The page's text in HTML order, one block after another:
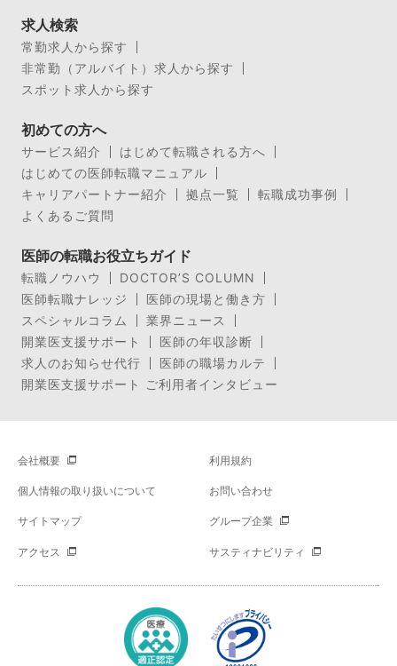
求人検索
常勤求人から探す
非常勤（アルバイト）求人から探す
スポット求人から探す
初めての方へ
サービス紹介
はじめて転職される方へ
はじめての医師転職マニュアル
キャリアパートナー紹介
拠点一覧
転職成功事例
よくあるご質問
医師の転職お役立ちガイド
転職ノウハウ
DOCTOR’S COLUMN
医師転職ナレッジ
医師の現場と働き方
スペシャルコラム
業界ニュース
開業医支援サポート
医師の年収診断
求人のお知らせ代行
医師の職場カルテ
開業医支援サポート ご利用者インタビュー
会社概要 利用規約
個人情報の取り扱いについて お問い合わせ
サイトマップ グループ企業
アクセス サスティナビリティ